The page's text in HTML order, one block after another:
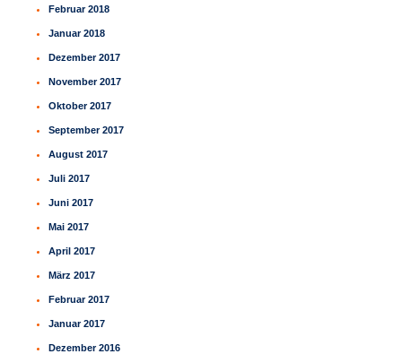
Februar 2018
Januar 2018
Dezember 2017
November 2017
Oktober 2017
September 2017
August 2017
Juli 2017
Juni 2017
Mai 2017
April 2017
März 2017
Februar 2017
Januar 2017
Dezember 2016